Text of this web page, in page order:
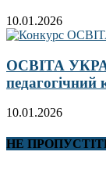
10.01.2026
ОСВІТА
педагогічний
10.01.2026
НЕ